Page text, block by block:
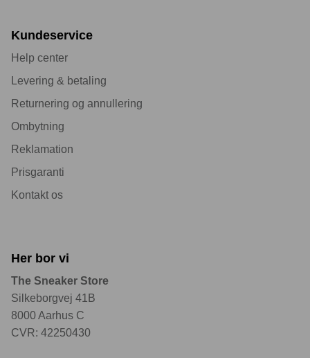
Kundeservice
Help center
Levering & betaling
Returnering og annullering
Ombytning
Reklamation
Prisgaranti
Kontakt os
Her bor vi
The Sneaker Store
Silkeborgvej 41B
8000 Aarhus C
CVR: 42250430